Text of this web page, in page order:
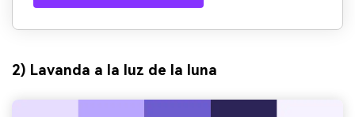
2) Lavanda a la luz de la luna